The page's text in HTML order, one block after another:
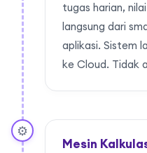
tugas harian,
langsung dari
aplikasi. Sistem
ke Cloud. Tidak
⚙️
Mesin